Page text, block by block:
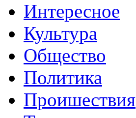
Интересное
Культура
Общество
Политика
Проишествия